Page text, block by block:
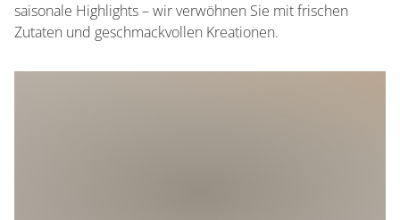
saisonale Highlights – wir verwöhnen Sie mit frischen
Zutaten und geschmackvollen Kreationen.